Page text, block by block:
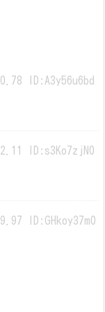
ID:A3y56u6bd
ID:s3Ko7zjN0
ID:GHkoy37m0